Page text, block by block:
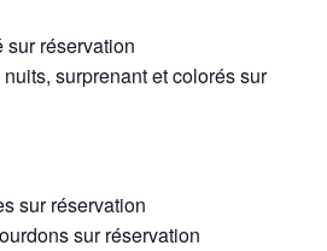
sur réservation
surprenant et colorés sur
sur réservation
sur réservation